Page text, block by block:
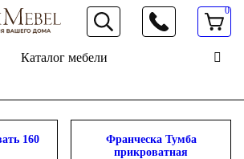
066 472 19 61
0
Каталог мебели
160
Франческа Тумба
прикроватная